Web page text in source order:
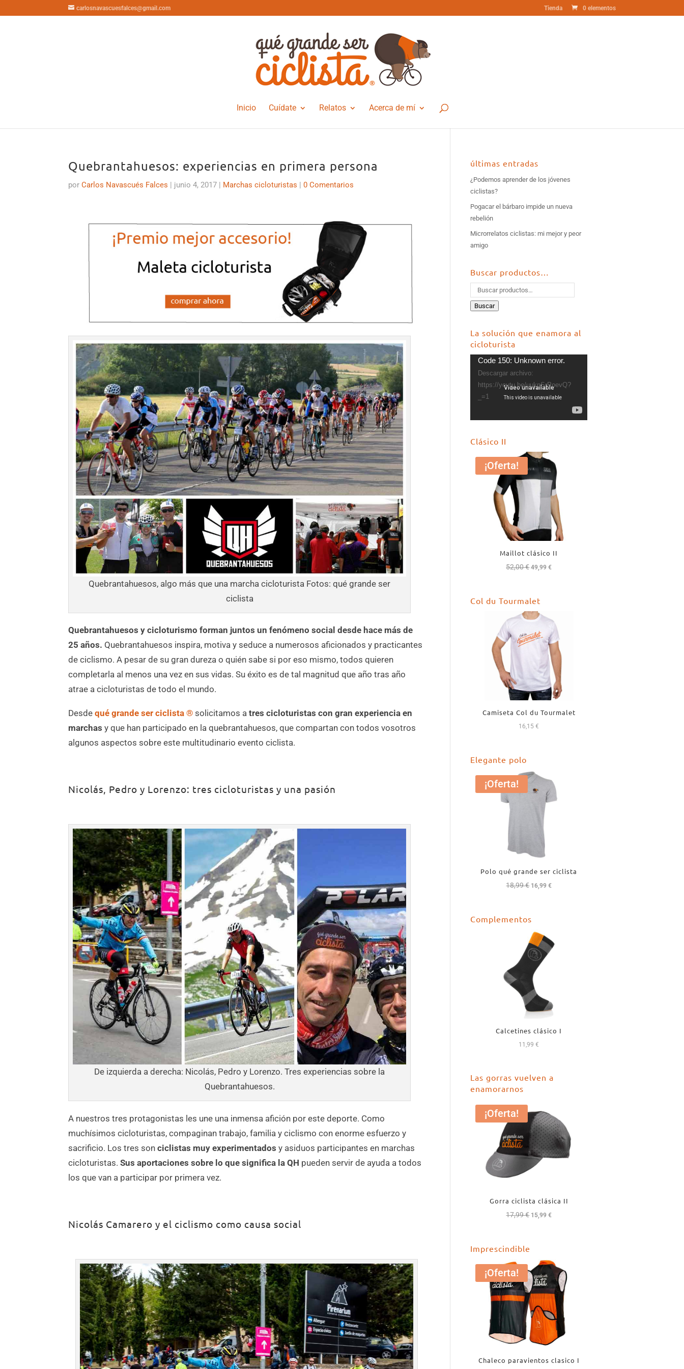
carlosnavascuesfalces@gmail.com Tienda 0 elementos
Inicio Cuídate Relatos Acerca de mí
Quebrantahuesos: experiencias en primera persona
porCarlos Navascués Falces | junio 4, 2017 | Marchas cicloturistas |0 Comentarios
Quebrantahuesos, algo más que una marcha cicloturista Fotos: qué grande ser
ciclista
Quebrantahuesos y cicloturismo forman juntos un fenómeno social desde hace más de
25 años. Quebrantahuesos inspira, motiva y seduce a numerosos aficionados y practicantes
de ciclismo. A pesar de su gran dureza o quién sabe si por eso mismo, todos quieren
completarla al menos una vez en sus vidas. Su éxito es de tal magnitud que año tras año
atrae a cicloturistas de todo el mundo.
Desdequé grande ser ciclista ® solicitamos atres cicloturistas con gran experiencia en
marchas y que han participado en la quebrantahuesos, que compartan con todos vosotros
algunos aspectos sobre este multitudinario evento ciclista.
Nicolás, Pedro y Lorenzo: tres cicloturistas y una pasión
De izquierda a derecha: Nicolás, Pedro y Lorenzo. Tres experiencias sobre la
Quebrantahuesos.
A nuestros tres protagonistas les une una inmensa afición por este deporte. Como
muchísimos cicloturistas, compaginan trabajo, familia y ciclismo con enorme esfuerzo y
sacrificio. Los tres sonciclistas muy experimentados y asiduos participantes en marchas
cicloturistas.Sus aportaciones sobre lo que significa la QH pueden servir de ayuda a todos
los que van a participar por primera vez.
Nicolás Camarero y el ciclismo como causa social
últimas entradas
¿Podemos aprender de los jóvenes
ciclistas?
Pogacar el bárbaro impide un nueva
rebelión
Microrrelatos ciclistas: mi mejor y peor
amigo
Buscar productos…
Buscar
La solución que enamora al
cicloturista
Reproductor
vídeo
Code 150: Unknown error.
Descargar archivo:
https://youtu.be/uuknSrPoevQ?
_=1
Clásico II
¡Oferta!
Maillot clásico II
52,00€El
era:
52,00 €.
49,99€El
Col du Tourmalet
Camiseta Col du Tourmalet
16,15€
Elegante polo
¡Oferta!
Polo qué grande ser ciclista
18,99€ El
era:
18,99 €.
16,99€El
Complementos
Calcetines clásico I
11,99€
Las gorras vuelven a
enamorarnos
¡Oferta!
Gorra ciclista clásica II
17,99€ El
17,99 €.
15,99€El
15,99 €.
Imprescindible
¡Oferta!
Chaleco paravientos clasico I